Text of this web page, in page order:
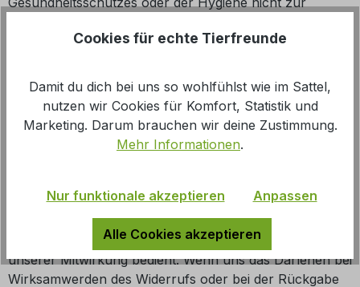
der Lieferung entfernt wurde.
Verbundene/finanzierte Geschäfte
Wenn Sie diesen Vertrag durch ein Darlehen finanzieren
und ihn später widerrufen, sind Sie auch an den
insbesondere dann anzunehmen, wenn wir gleichzeitig
Ihr Darlehensgeber sind oder wenn sich Ihr
Darlehensgeber im Hinblick auf die Finanzierung
unserer Mitwirkung bedient. Wenn uns das Darlehen bei
Wirksamwerden des Widerrufs oder bei der Rückgabe
Cookies für echte Tierfreunde
Damit du dich bei uns so wohlfühlst wie im Sattel,
nutzen wir Cookies für Komfort, Statistik und
Marketing. Darum brauchen wir deine Zustimmung.
Mehr Informationen.
Nur funktionale akzeptieren Anpassen
Alle Cookies akzeptieren